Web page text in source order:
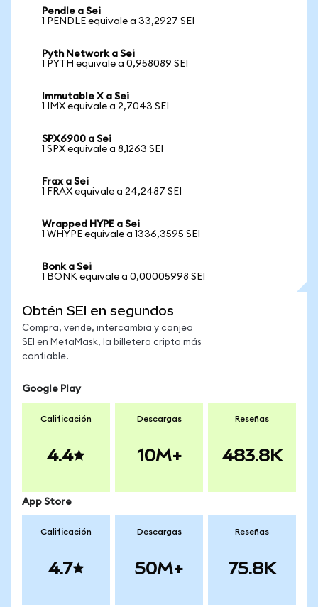
Pendle a Sei
1 PENDLE equivale a 33,2927 SEI
Pyth Network a Sei
1 PYTH equivale a 0,958089 SEI
Immutable X a Sei
1 IMX equivale a 2,7043 SEI
SPX6900 a Sei
1 SPX equivale a 8,1263 SEI
Frax a Sei
1 FRAX equivale a 24,2487 SEI
Wrapped HYPE a Sei
1 WHYPE equivale a 1336,3595 SEI
Bonk a Sei
1 BONK equivale a 0,00005998 SEI
Obtén SEI en segundos
Compra, vende, intercambia y canjea
SEI en MetaMask, la billetera cripto más
confiable.
Google Play
Calificación
4.4
Descargas
10M+
Reseñas
483.8K
App Store
Calificación
4.7
Descargas
50M+
Reseñas
75.8K